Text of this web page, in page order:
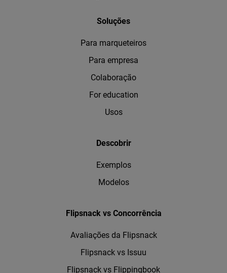
Soluções
Para marqueteiros
Para empresa
Colaboração
For education
Usos
Descobrir
Exemplos
Modelos
Flipsnack vs Concorrência
Avaliações da Flipsnack
Flipsnack vs Issuu
Flipsnack vs Flippingbook